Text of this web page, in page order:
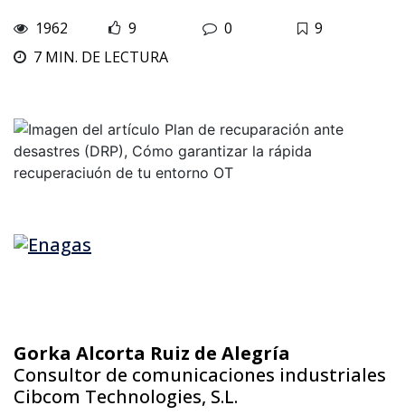
1962
9 0
9
7 MIN. DE LECTURA
Gorka Alcorta Ruiz de Alegría
Consultor de comunicaciones industriales
Cibcom Technologies, S.L.